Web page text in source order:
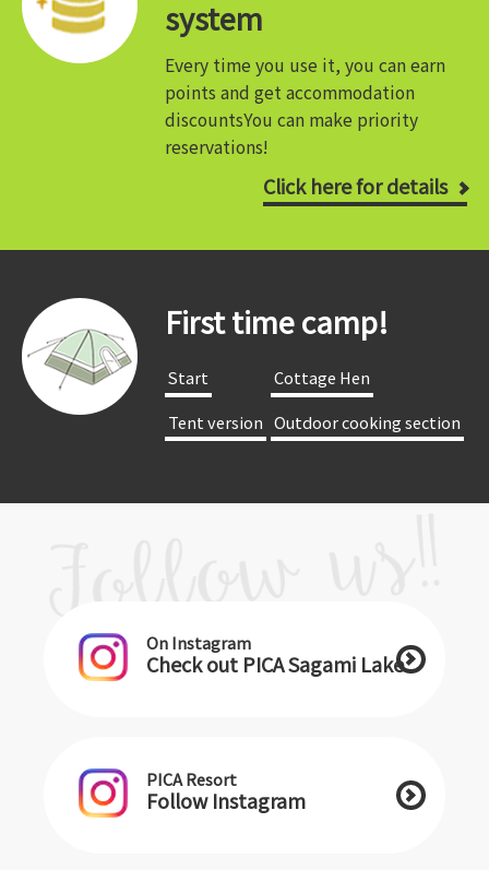
system
Every time you use it, you can earn
points and get accommodation
discountsYou can make priority
reservations!
Click here for details
First time camp!
​ ​Start​ ​
​ ​Cottage Hen​ ​
​ ​Tent version​ ​ ​ ​Outdoor cooking section​ ​
On Instagram
Check out PICA Sagami Lake
PICA Resort
Follow Instagram